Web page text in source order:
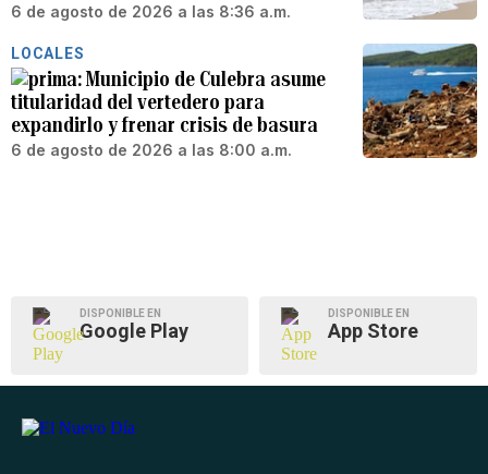
6 de agosto de 2026 a las 8:36 a.m.
LOCALES
Municipio de Culebra asume
titularidad del vertedero para
expandirlo y frenar crisis de basura
6 de agosto de 2026 a las 8:00 a.m.
DISPONIBLE EN
Google Play
DISPONIBLE EN
App Store